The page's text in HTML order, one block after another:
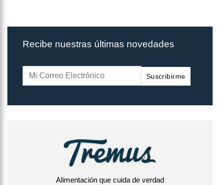
Recibe nuestras últimas novedades
Suscribirme
Alimentación que cuida de verdad